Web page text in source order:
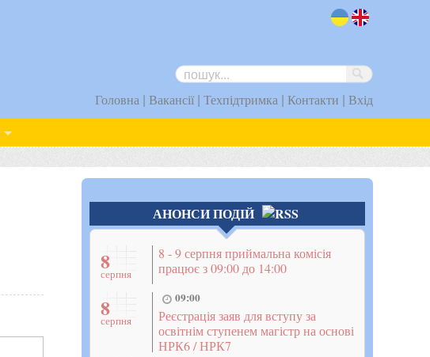
Головна | Вакансії| Техпідтримка | Контакти | Вхід
АНОНСИ ПОДІЙ
8
серпня
8 - 9 серпня приймальна комісія
працює з 09:00 до 14:00
8
серпня
09:00
Реєстрація заяв для вступу за
освітнім ступенем магістр на основі
НРК6 / НРК7